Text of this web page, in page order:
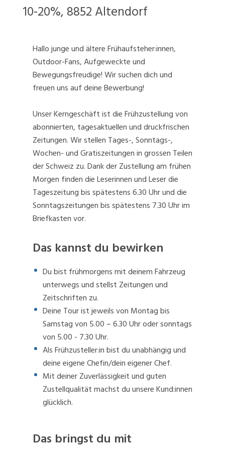
10-20%, 8852 Altendorf
Hallo junge und ältere Frühaufsteher:innen,
Outdoor-Fans, Aufgeweckte und
Bewegungsfreudige! Wir suchen dich und
freuen uns auf deine Bewerbung!
Unser Kerngeschäft ist die Frühzustellung von
abonnierten, tagesaktuellen und druckfrischen
Zeitungen. Wir stellen Tages-, Sonntags-,
Wochen- und Gratiszeitungen in grossen Teilen
der Schweiz zu. Dank der Zustellung am frühen
Morgen finden die Leserinnen und Leser die
Tageszeitung bis spätestens 6.30 Uhr und die
Sonntagszeitungen bis spätestens 7.30 Uhr im
Briefkasten vor.
Das kannst du bewirken
Du bist frühmorgens mit deinem Fahrzeug
unterwegs und stellst Zeitungen und
Zeitschriften zu.
Deine Tour ist jeweils von Montag bis
Samstag von 5.00 – 6.30 Uhr oder sonntags
von 5.00 - 7.30 Uhr.
Als Frühzusteller:in bist du unabhängig und
deine eigene Chefin/dein eigener Chef.
Mit deiner Zuverlässigkeit und guten
Zustellqualität machst du unsere Kund:innen
glücklich.
Das bringst du mit